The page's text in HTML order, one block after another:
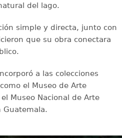
del lago.
simple y directa, junto con
que su obra conectara
a las colecciones
el Museo de Arte
Museo Nacional de Arte
Guatemala.